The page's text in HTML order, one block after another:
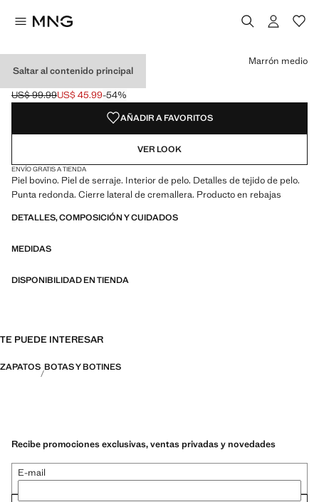
Saltar al contenido principal
BOTÍN SERRAJE PELO
Precio inicial tachado [US$ 99.99 ]
US$ 99.99
Precio actual [US$ 45.99 ]
US$ 45.99-54%
Selecciona un color
Color Marrón medio seleccionado
Marrón medio
AÑADIR A FAVORITOS
VER LOOK
ENVÍO GRATIS A TIENDA
Piel bovino. Piel de serraje. Interior de pelo. Detalles de tejido de pelo.
Punta redonda. Cierre lateral de cremallera. Producto en rebajas
DETALLES, COMPOSICIÓN Y CUIDADOS
MEDIDAS
DISPONIBILIDAD EN TIENDA
TE PUEDE INTERESAR
ZAPATOS BOTAS Y BOTINES
Recibe promociones exclusivas, ventas privadas y novedades
E-mail